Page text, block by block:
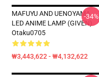
MAFUYU AND UENOYAMA
LED ANIME LAMP (GIVEN)
Otaku0705
₩3,443,622 - ₩4,132,622
-34%